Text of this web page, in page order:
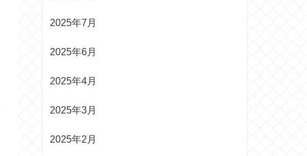
2025年7月
2025年6月
2025年4月
2025年3月
2025年2月